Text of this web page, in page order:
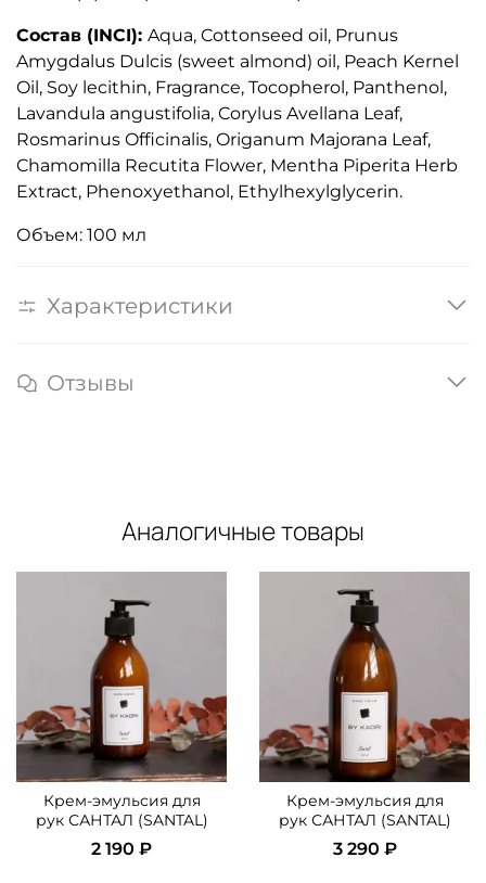
Состав (INCI): Aqua, Cottonseed oil, Prunus
Amygdalus Dulcis (sweet almond) oil, Peach Kernel
Oil, Soy lecithin, Fragrance, Tocopherol, Panthenol,
Lavandula angustifolia, Corylus Avellana Leaf,
Rosmarinus Officinalis, Origanum Majorana Leaf,
Chamomilla Recutita Flower, Mentha Piperita Herb
Extract, Phenoxyethanol, Ethylhexylglycerin.
Объем: 100 мл
Характеристики
Отзывы
Аналогичные товары
Крем-эмульсия для
рук САНТАЛ (SANTAL)
2 190 ₽
Крем-эмульсия для
рук САНТАЛ (SANTAL)
3 290 ₽